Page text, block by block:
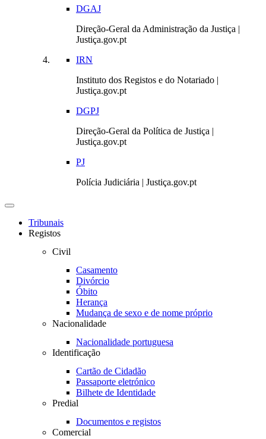
DGAJ
Direção-Geral da Administração da Justiça |
Justiça.gov.pt
IRN
Instituto dos Registos e do Notariado |
Justiça.gov.pt
DGPJ
Direção-Geral da Política de Justiça |
Justiça.gov.pt
PJ
Polícia Judiciária | Justiça.gov.pt
Toggle navigation
Tribunais
Registos
Civil
Casamento
Divórcio
Óbito
Herança
Mudança de sexo e de nome próprio
Nacionalidade
Nacionalidade portuguesa
Identificação
Cartão de Cidadão
Passaporte eletrónico
Bilhete de Identidade
Predial
Documentos e registos
Comercial